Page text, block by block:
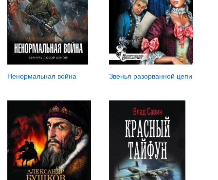
Ненормальная война Звенья разорванной цепи